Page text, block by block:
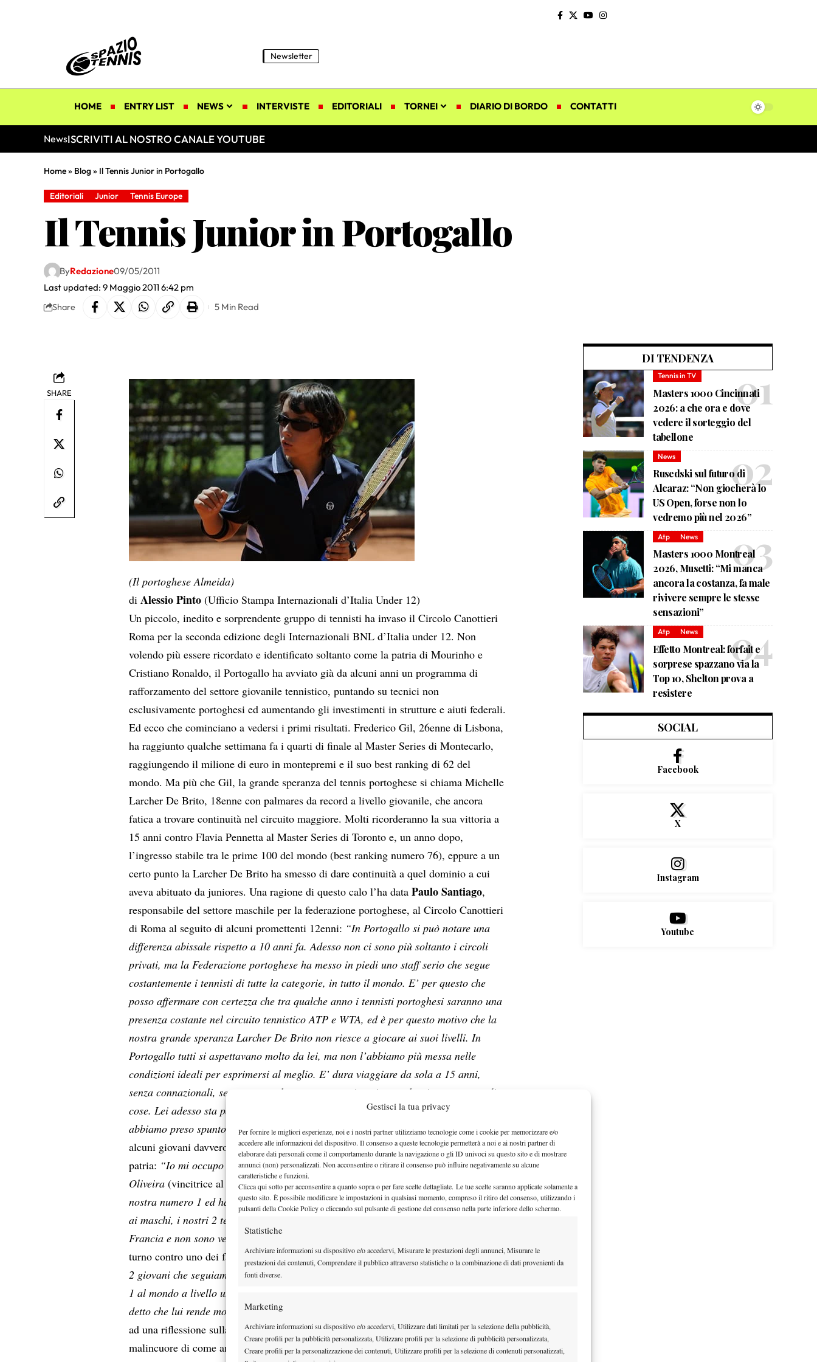
Gestisci la tua privacy
Per fornire le migliori esperienze, noi e i nostri partner utilizziamo tecnologie come i cookie per memorizzare e/o
accedere alle informazioni del dispositivo. Il consenso a queste tecnologie permetterà a noi e ai nostri partner di
elaborare dati personali come il comportamento durante la navigazione o gli ID univoci su questo sito e di mostrare
annunci (non) personalizzati. Non acconsentire o ritirare il consenso può influire negativamente su alcune
caratteristiche e funzioni.
Clicca qui sotto per acconsentire a quanto sopra o per fare scelte dettagliate. Le tue scelte saranno applicate solamente a
questo sito. È possibile modificare le impostazioni in qualsiasi momento, compreso il ritiro del consenso, utilizzando i
pulsanti della Cookie Policy o cliccando sul pulsante di gestione del consenso nella parte inferiore dello schermo.
Statistiche
Archiviare informazioni su dispositivo e/o accedervi, Misurare le prestazioni degli annunci, Misurare le
prestazioni dei contenuti, Comprendere il pubblico attraverso statistiche o la combinazione di dati provenienti da
fonti diverse.
Marketing
Archiviare informazioni su dispositivo e/o accedervi, Utilizzare dati limitati per la selezione della pubblicità,
Creare profili per la pubblicità personalizzata, Utilizzare profili per la selezione di pubblicità personalizzata,
Creare profili per la personalizzazione dei contenuti, Utilizzare profili per la selezione di contenuti personalizzati,
Newsletter
HOME ENTRY LIST NEWS INTERVISTE EDITORIALI TORNEI DIARIO DI BORDO CONTATTI
NewsISCRIVITI AL NOSTRO CANALE YOUTUBE
Home» Blog» Il Tennis Junior in Portogallo
Editoriali Junior Tennis Europe
Il Tennis Junior in Portogallo
Last updated: 9 Maggio 2011 6:42 pm
ByRedazione09/05/2011
Share 5 Min Read
SHARE
(Il portoghese Almeida)
di Alessio Pinto (Ufficio Stampa Internazionali d’Italia Under 12)
Un piccolo, inedito e sorprendente gruppo di tennisti ha invaso il Circolo Canottieri
Roma per la seconda edizione degli Internazionali BNL d’Italia under 12. Non
volendo più essere ricordato e identificato soltanto come la patria di Mourinho e
Cristiano Ronaldo, il Portogallo ha avviato già da alcuni anni un programma di
rafforzamento del settore giovanile tennistico, puntando su tecnici non
esclusivamente portoghesi ed aumentando gli investimenti in strutture e aiuti federali.
Ed ecco che cominciano a vedersi i primi risultati. Frederico Gil, 26enne di Lisbona,
ha raggiunto qualche settimana fa i quarti di finale al Master Series di Montecarlo,
raggiungendo il milione di euro in montepremi e il suo best ranking di 62 del
mondo. Ma più che Gil, la grande speranza del tennis portoghese si chiama Michelle
Larcher De Brito, 18enne con palmares da record a livello giovanile, che ancora
fatica a trovare continuità nel circuito maggiore. Molti ricorderanno la sua vittoria a
15 anni contro Flavia Pennetta al Master Series di Toronto e, un anno dopo,
l’ingresso stabile tra le prime 100 del mondo (best ranking numero 76), eppure a un
certo punto la Larcher De Brito ha smesso di dare continuità a quel dominio a cui
aveva abituato da juniores. Una ragione di questo calo l’ha dataPaulo Santiago,
responsabile del settore maschile per la federazione portoghese, al Circolo Canottieri
di Roma al seguito di alcuni promettenti 12enni: “In Portogallo si può notare una
differenza abissale rispetto a 10 anni fa. Adesso non ci sono più soltanto i circoli
privati, ma la Federazione portoghese ha messo in piedi uno staff serio che segue
costantemente i tennisti di tutte la categorie, in tutto il mondo. E’ per questo che
posso affermare con certezza che tra qualche anno i tennisti portoghesi saranno una
presenza costante nel circuito tennistico ATP e WTA, ed è per questo motivo che la
nostra grande speranza Larcher De Brito non riesce a giocare ai suoi livelli. In
Portogallo tutti si aspettavano molto da lei, ma non l’abbiamo più messa nelle
condizioni ideali per esprimersi al meglio. E’ dura viaggiare da sola a 15 anni,
senza connazionali, senza un coach, e con una nazione intera che si aspetta grandi
cose. Lei adesso sta pagando questa situazione, ma è proprio dal suo esempio che
abbiamo preso spunto, per non ripetere l’errore”. E infatti a Roma sono arrivati
alcuni giovani davvero promettenti, e sembra addirittura che non siamo i migliori in
patria: “Io mi occupo del settore maschile– precisa Santiago –ma posso dirvi che la
Oliveira (vincitrice al primo turno dell’under 12 contro l’italiana Di Vetta, ndr)è la
nostra numero 1 ed ha già vinto numerosi tornei in Europa, è davvero forte. Quanto
ai maschi, i nostri 2 tennisti più forti, Duarte Vale e Joao Antonio, sono impegnati in
Francia e non sono venuti a Roma. Abbiamo portato Almeida
turno contro uno dei favoriti alla vittoria finale, l’italiano Iannaccone)e Paulo, sono
2 giovani che seguiamo comunque da tempo con attenzione. Almeida è stato numero
1 al mondo a livello under 10 ma ha un po’ pagato il salto nell’under 12, ma va
detto che lui rende molto di più sul cemento”
ad una riflessione sulla questione dei campi da gioco, dalla quale va preso atto a
malincuore di come anche una nazione (leggi Federazione) come il Portogallo,
DI TENDENZA
Tennis in TV
Masters 1000 Cincinnati
2026: a che ora e dove
vedere il sorteggio del
tabellone
News
Rusedski sul futuro di
Alcaraz: “Non giocherà lo
US Open, forse non lo
vedremo più nel 2026”
Atp News
Masters 1000 Montreal
2026, Musetti: “Mi manca
ancora la costanza, fa male
rivivere sempre le stesse
sensazioni”
Atp News
Effetto Montreal: forfait e
sorprese spazzano via la
Top 10, Shelton prova a
resistere
SOCIAL
Facebook
X
Instagram
Youtube